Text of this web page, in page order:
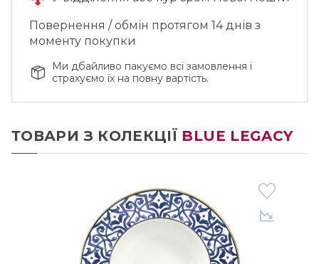
Повернення / обмін протягом 14 днів з
моменту покупки
Ми дбайливо пакуємо всі замовлення і
страхуємо їх на повну вартість.
ТОВАРИ З КОЛЕКЦІЇ BLUE LEGACY